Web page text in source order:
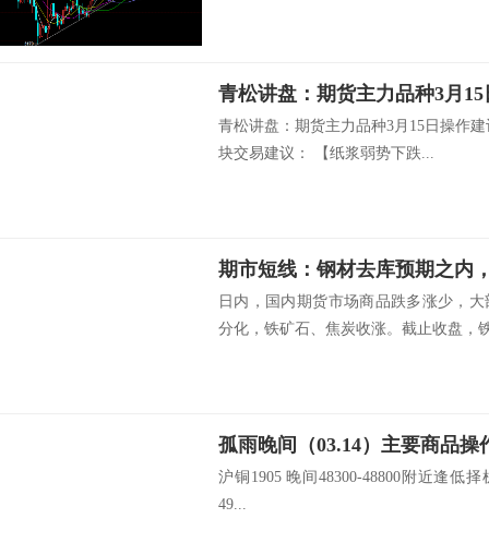
青松讲盘：期货主力品种3月
青松讲盘：期货主力品种3月15日操作
块交易建议： 【纸浆弱势下跌...
日内，国内期货市场商品跌多涨少，
分化，铁矿石、焦炭收涨。截止收盘，
孤雨晚间（03.14）主要商品操
沪铜1905 晚间48300-48800附近逢低
49...